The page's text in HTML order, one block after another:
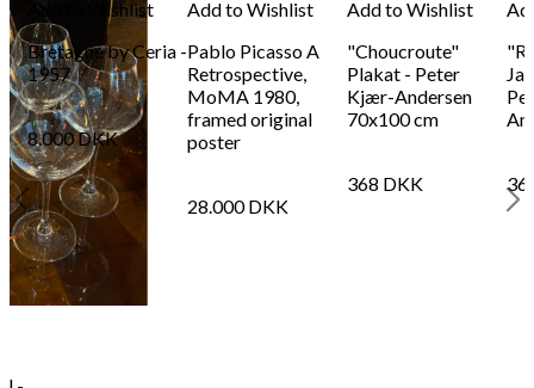
Add to Wishlist
Bretagne by Ceria -
1957
8.000DKK
Add to Wishlist
Pablo Picasso A
Retrospective,
MoMA 1980,
framed original
poster
28.000DKK
Add to Wishlist
"Choucroute"
Plakat - Peter
Kjær-Andersen
70x100 cm
368 DKK